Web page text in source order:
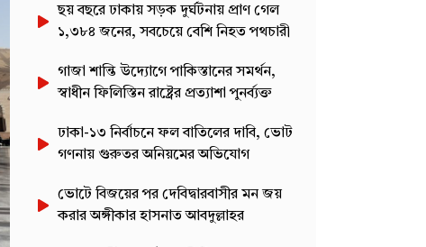
ছয় বছরে ঢাকায় সড়ক দুর্ঘটনায় প্রাণ গেল
১,৩৮৪ জনের, সবচেয়ে বেশি নিহত পথচারী
গাজা শান্তি উদ্যোগে পাকিস্তানের সমর্থন,
স্বাধীন ফিলিস্তিন রাষ্ট্রের প্রত্যাশা পুনর্ব্যক্ত
ঢাকা-১৩ নির্বাচনে ফল বাতিলের দাবি, ভোট
গণনায় গুরুতর অনিয়মের অভিযোগ
ভোটে বিজয়ের পর দেবিদ্বারবাসীর মন জয়
করার অঙ্গীকার হাসনাত আবদুল্লাহর